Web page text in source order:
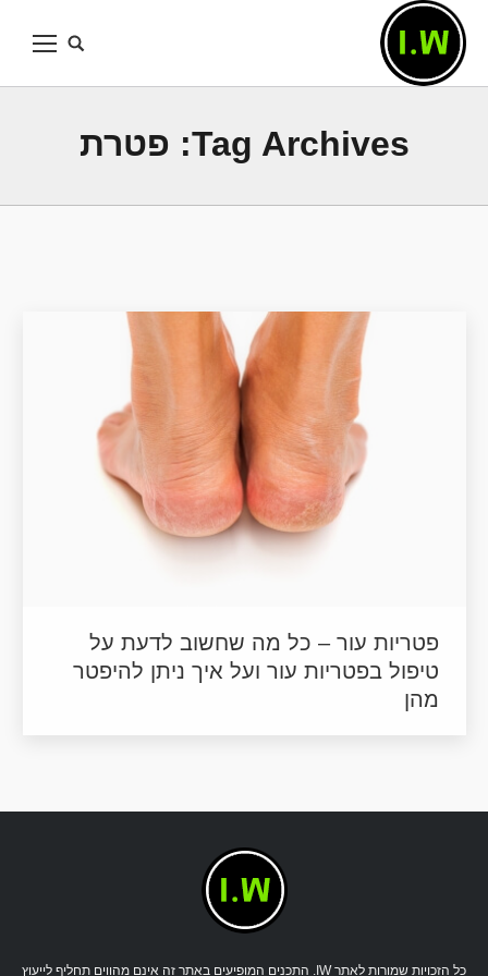
Tag Archives: פטרת
פטריות עור – כל מה שחשוב לדעת על
טיפול בפטריות עור ועל איך ניתן להיפטר
מהן
כל הזכויות שמורות לאתר IW. התכנים המופיעים באתר זה אינם מהווים תחליף לייעוץ